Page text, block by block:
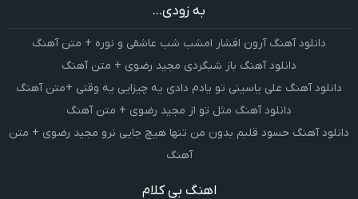
به زودی...
دانلود آهنگ آرون افشار امشب شب عاشقی و نوره + متن آهنگ
دانلود آهنگ باز شبگردی مجید رضوی + متن آهنگ
دانلود آهنگ علی یاسینی تو یادم دادی یه چیزایی یه وقتی +متن آهنگ
دانلود آهنگ مثل تو از مجید رضوی + متن آهنگ
دانلود آهنگ حسود قلبم بدون من تنها هیچ جایی نرو مجید رضوی + متن
آهنگ
اهنگ بی کلام